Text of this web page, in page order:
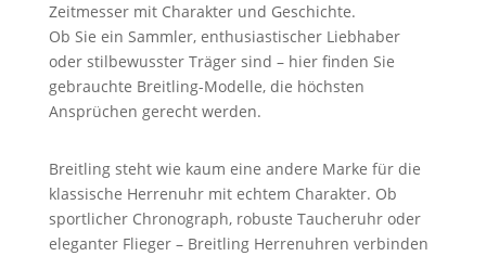
Zeitmesser mit Charakter und Geschichte.
Ob Sie ein Sammler, enthusiastischer Liebhaber
oder stilbewusster Träger sind – hier finden Sie
gebrauchte Breitling-Modelle, die höchsten
Ansprüchen gerecht werden.
Breitling steht wie kaum eine andere Marke für die
klassische Herrenuhr mit echtem Charakter. Ob
sportlicher Chronograph, robuste Taucheruhr oder
eleganter Flieger – Breitling Herrenuhren verbinden